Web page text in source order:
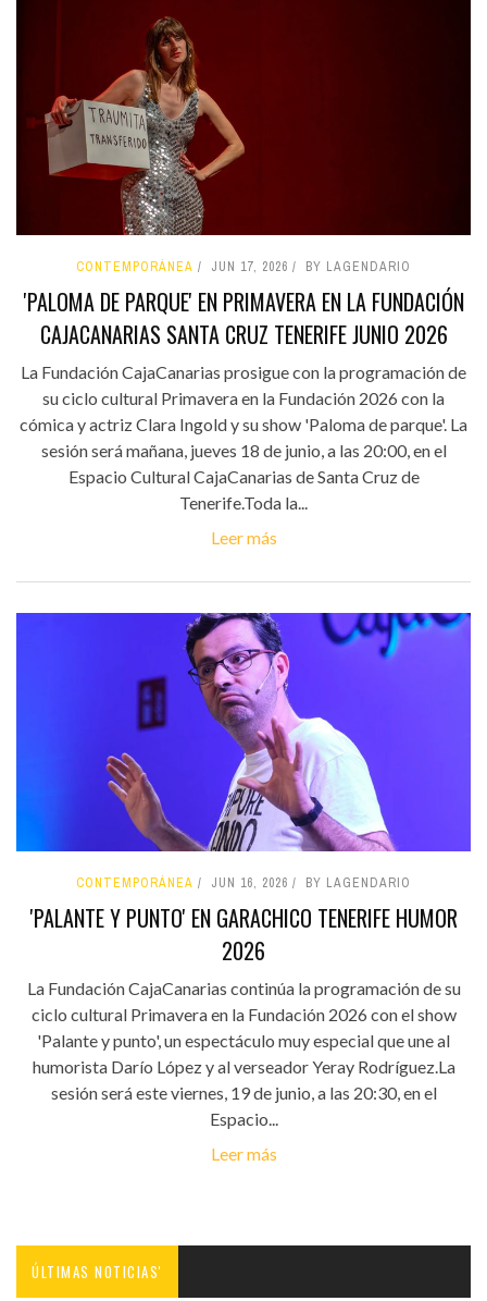
CONTEMPORÁNEA JUN 17, 2026 BY LAGENDARIO
'PALOMA DE PARQUE' EN PRIMAVERA EN LA FUNDACIÓN
CAJACANARIAS SANTA CRUZ TENERIFE JUNIO 2026
La Fundación CajaCanarias prosigue con la programación de
su ciclo cultural Primavera en la Fundación 2026 con la
cómica y actriz Clara Ingold y su show 'Paloma de parque'. La
sesión será mañana, jueves 18 de junio, a las 20:00, en el
Espacio Cultural CajaCanarias de Santa Cruz de
Tenerife.Toda la...
Leer más
CONTEMPORÁNEA JUN 16, 2026 BY LAGENDARIO
'PALANTE Y PUNTO' EN GARACHICO TENERIFE HUMOR
2026
La Fundación CajaCanarias continúa la programación de su
ciclo cultural Primavera en la Fundación 2026 con el show
'Palante y punto', un espectáculo muy especial que une al
humorista Darío López y al verseador Yeray Rodríguez.La
sesión será este viernes, 19 de junio, a las 20:30, en el
Espacio...
Leer más
ÚLTIMAS NOTICIAS'